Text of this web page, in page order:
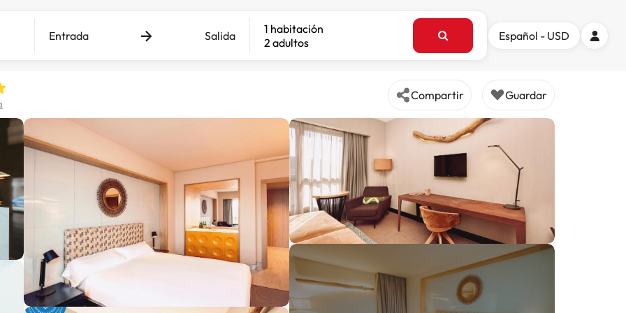
Entrada Salida
1 habitación
2 adultos
Español - USD
Compartir Guardar